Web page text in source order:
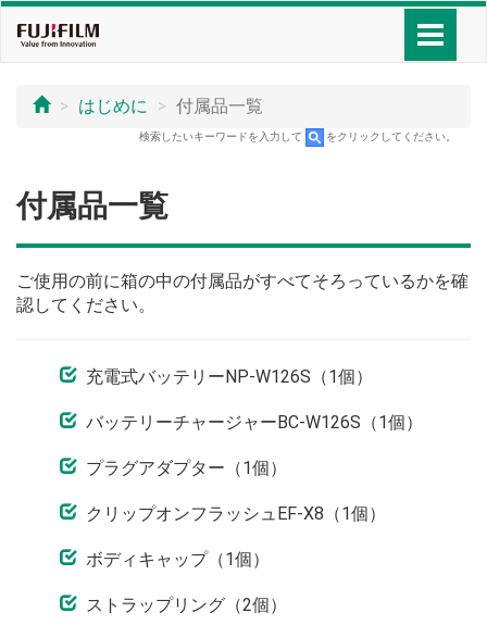
はじめに 付属品一覧
検索したいキーワードを入力して をクリックしてください。
付属品一覧
ご使用の前に箱の中の付属品がすべてそろっているかを確
認してください。
充電式バッテリーNP-W126S（1個）
バッテリーチャージャーBC-W126S（1個）
プラグアダプター（1個）
クリップオンフラッシュEF-X8（1個）
ボディキャップ（1個）
ストラップリング（2個）